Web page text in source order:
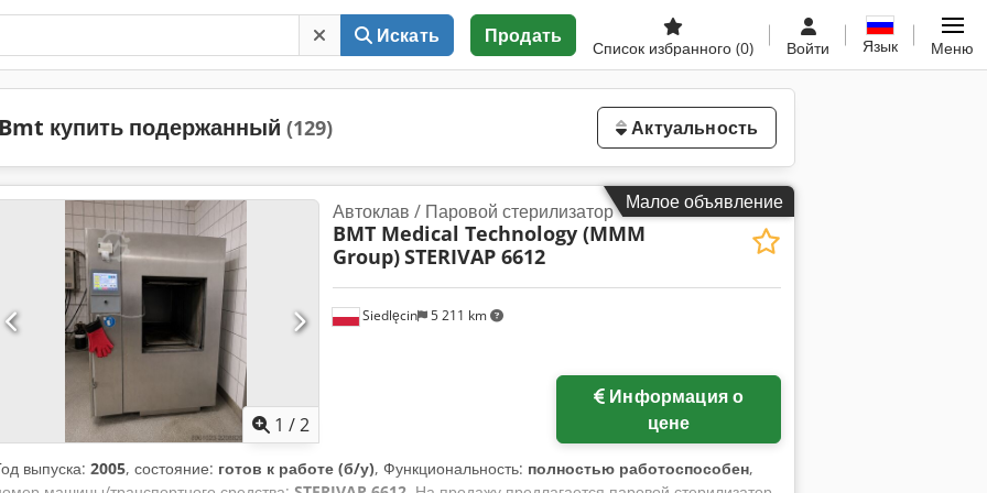
Искать Продать
Список избранного (0) Войти Язык Меню
Bmt купить подержанный (129) Актуальность
Малое объявление
Запросить больше
1 /2
Siedlęcin 5 211 km
Автоклав / Паровой стерилизатор
BMT Medical Technology (MMM
Group)STERIVAP 6612
цене
выпуска: 2005, состояние: готов к работе (б/у), Функциональность: полностью работоспособен,